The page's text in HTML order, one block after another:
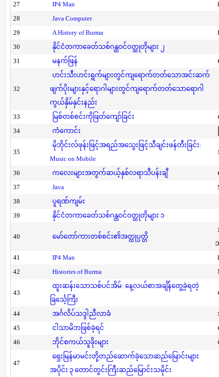
27
IP4 Man
28
Java Computer
29
A History of Burma
30
နိုင်ငံတကာခေတ်သစ်ဂန္ထဝင်ဝတ္ထုတိုများ ၂
31
မနက်ဖြန်
32
ဟင်းသီးဟင်းရွက်များတွင်ကျရောက်တတ်သောအင်းဆက်
ဖျက်ပိုးများနှင့်ရောဂါများတွင်ကျရောက်တတ်သောရောဂါ
ကွယ်နှိမ်နှင်းနည်း
33
မြစ်တစ်စင်းကိုဖြတ်ကျော်ခြင်း
34
ကံကောင်း
35
မိုဘိုင်းလ်ဖုန်းဖြင့်အရည်အသွေးဖြင့်သီချင်းဖန်တီးခြင်း:
Music on Mobile
36 ကလေးများအတွက်ဆယ့်နှစ်လရာသီပန်းချီ
37
Java
38
ပူရဏ်ကျမ်း
39
နိုင်ငံတကာခေတ်သစ်ဂန္ထဝင်ဝတ္ထုတိုများ ၁
40 မော်တော်ကားတစ်စင်း၏အတ္ထုပ္ပတ္တိ
41
IP4 Man
42
Histories of Burma
43
ထူးဆန်းသောသစ်ပင်အိမ်: နေ့လယ်စာအချိန်တွေ့ခဲ့ရတဲ့
ခြင်္သေ့ကြီး
44 အင်္ဂလိပ်သဒ္ဒါညီလာခံ
45
ငါသာမိဘဖြစ်ခဲ့ရင်
46
ဘိုင်စကယ်သူခိုးများ
47
ရှေးမြန်မာမင်းတို့တည်ဆောက်ခဲ့သောဆည်မြောင်းများ
အပိုင်း ၃ တောင်တွင်းကြီးဆည်မြောင်းသမိုင်း